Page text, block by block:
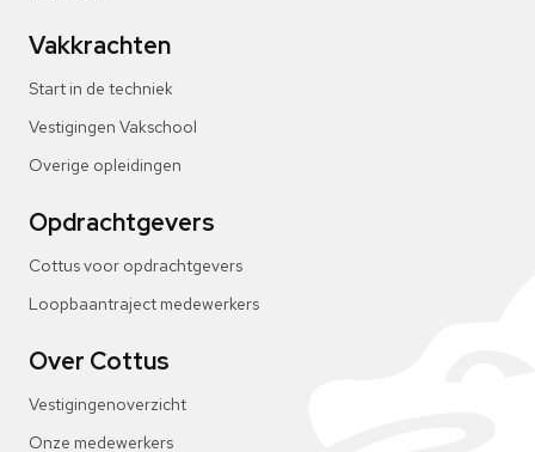
Vakkrachten
Start in de techniek
Vestigingen Vakschool
Overige opleidingen
Opdrachtgevers
Cottus voor opdrachtgevers
Loopbaantraject medewerkers
Over Cottus
Vestigingenoverzicht
Onze medewerkers